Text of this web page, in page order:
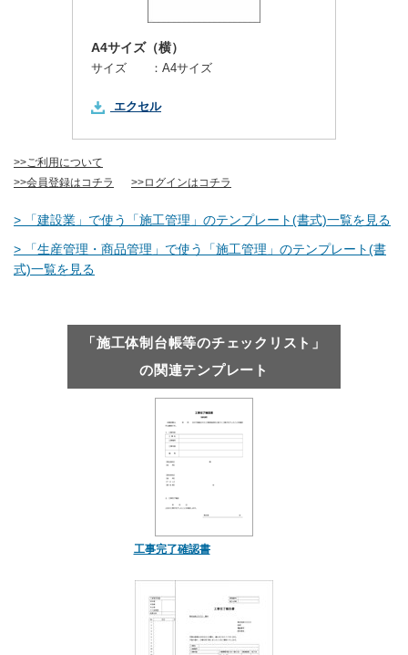
A4サイズ（横）
サイズ ： A4サイズ
エクセル
>>ご利用について
>>会員登録はコチラ
>>ログインはコチラ
> 「建設業」で使う「施工管理」のテンプレート(書式)一覧を見る
> 「生産管理・商品管理」で使う「施工管理」のテンプレート(書
式)一覧を見る
「施工体制台帳等のチェックリスト」
の関連テンプレート
工事完了確認書